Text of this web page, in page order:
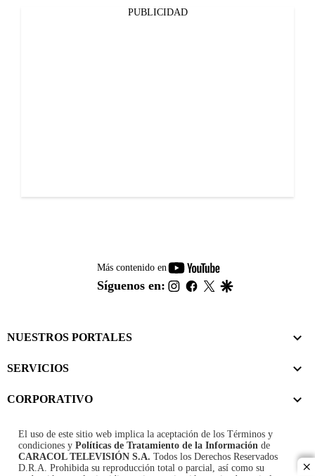
PUBLICIDAD
Más contenido en
youtube-
footer
Síguenos en: instagram
facebook
twitter
NUESTROS PORTALES
SERVICIOS
CORPORATIVO
El uso de este sitio web implica la aceptación de los Términos y
condiciones y Políticas de Tratamiento de la Información de
CARACOL TELEVISIÓN S.A. Todos los Derechos Reservados
D.R.A. Prohibida su reproducción total o parcial, así como su